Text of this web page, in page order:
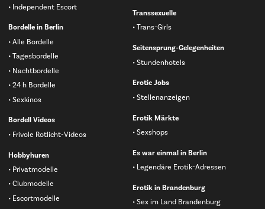
Independent Escort
Bordelle in Berlin
Alle Bordelle
Tagesbordelle
Nachtbordelle
24 h Bordelle
Sexkinos
Bordell Videos
Frivole Rotlicht-Videos
Hobbyhuren
Privatmodelle
Clubmodelle
Escortmodelle
Transsexuelle
Trans-Girls
Seitensprung-Gelegenheiten
Stundenhotels
Erotic Jobs
Stellenanzeigen
Erotik Märkte
Sexshops
Es war einmal in Berlin
Legendäre Erotik-Adressen
Erotik in Brandenburg
Sex im Land Brandenburg